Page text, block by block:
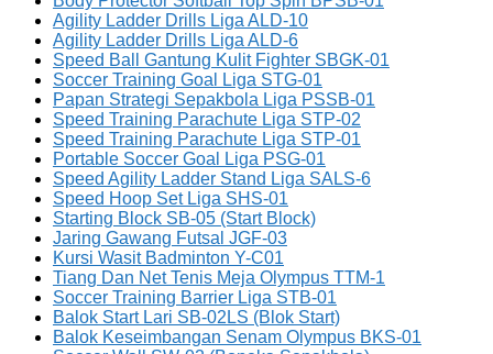
Agility Ladder Drills Liga ALD-10
Agility Ladder Drills Liga ALD-6
Speed Ball Gantung Kulit Fighter SBGK-01
Soccer Training Goal Liga STG-01
Papan Strategi Sepakbola Liga PSSB-01
Speed Training Parachute Liga STP-02
Speed Training Parachute Liga STP-01
Portable Soccer Goal Liga PSG-01
Speed Agility Ladder Stand Liga SALS-6
Speed Hoop Set Liga SHS-01
Starting Block SB-05 (Start Block)
Jaring Gawang Futsal JGF-03
Kursi Wasit Badminton Y-C01
Tiang Dan Net Tenis Meja Olympus TTM-1
Soccer Training Barrier Liga STB-01
Balok Start Lari SB-02LS (Blok Start)
Balok Keseimbangan Senam Olympus BKS-01